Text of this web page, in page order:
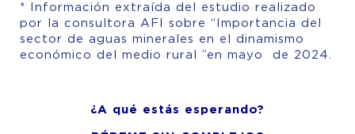
* Información extraída del estudio realizado
por la consultora AFI sobre “Importancia del
sector de aguas minerales en el dinamismo
económico del medio rural ”en mayo de 2024.
¿A qué estás esperando?